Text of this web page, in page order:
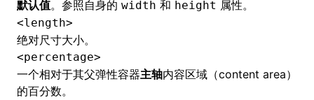
默认值。参照自身的 width 和 height 属性。
<length>
绝对尺寸大小。
<percentage>
一个相对于其父弹性容器主轴内容区域（content area）
的百分数。